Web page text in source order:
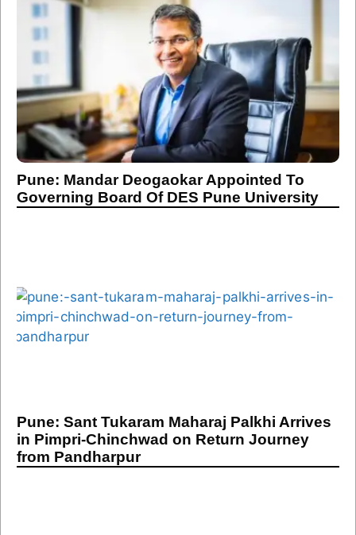
Pune: Mandar Deogaokar Appointed To
Governing Board Of DES Pune University
Pune: Sant Tukaram Maharaj Palkhi Arrives
in Pimpri-Chinchwad on Return Journey
from Pandharpur